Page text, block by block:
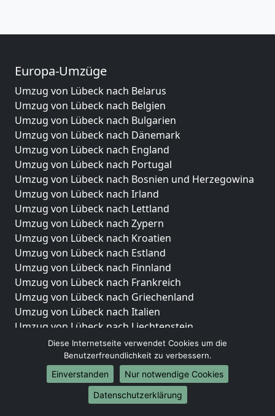
Europa-Umzüge
Umzug von Lübeck nach Belarus
Umzug von Lübeck nach Belgien
Umzug von Lübeck nach Bulgarien
Umzug von Lübeck nach Dänemark
Umzug von Lübeck nach England
Umzug von Lübeck nach Portugal
Umzug von Lübeck nach Bosnien und Herzegowina
Umzug von Lübeck nach Irland
Umzug von Lübeck nach Lettland
Umzug von Lübeck nach Zypern
Umzug von Lübeck nach Kroatien
Umzug von Lübeck nach Estland
Umzug von Lübeck nach Finnland
Umzug von Lübeck nach Frankreich
Umzug von Lübeck nach Griechenland
Umzug von Lübeck nach Italien
Umzug von Lübeck nach Liechtenstein
Umzug von Lübeck nach Luxemburg
Umzug von Lübeck nach Niederlande
Umzug von Lübeck nach Norwegen
Umzüge-Deutschlandweit
Diese Internetseite verwendet Cookies um die
Benutzerfreundlichkeit zu verbessern.
Einverstanden
Nur notwendige Cookies
Datenschutzerklärung